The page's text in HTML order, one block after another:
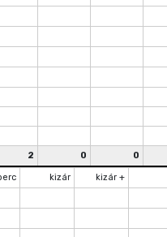
2 0 0
kizár kizár +